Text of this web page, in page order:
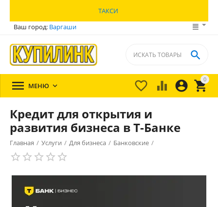
ТАКСИ
Ваш город: Варгаши
0


 

 МЕНЮ 
Кредит для открытия и
развития бизнеса в Т-Банке
Главная / Услуги / Для бизнеса / Банковские /